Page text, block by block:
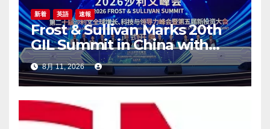
新着 英語 速報
Frost & Sullivan Marks 20th
GIL Summit in China with
Landmark Shanghai
Gathering
8月 11, 2026